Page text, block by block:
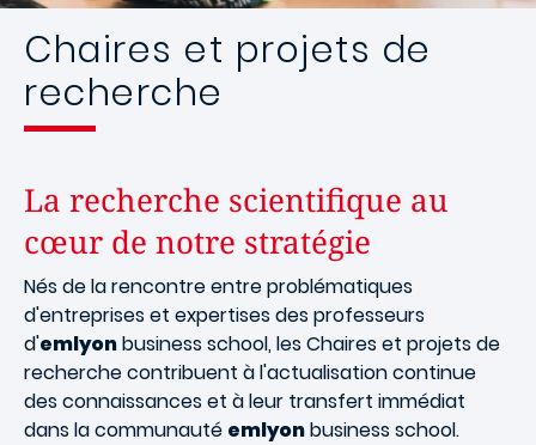
Chaires et projets de
recherche
La recherche scientifique au
cœur de notre stratégie
Nés de la rencontre entre problématiques
d'entreprises et expertises des professeurs
d'emlyonbusiness school, les Chaires et projets de
recherche contribuent à l'actualisation continue
des connaissances et à leur transfert immédiat
dans la communauté emlyonbusiness school.